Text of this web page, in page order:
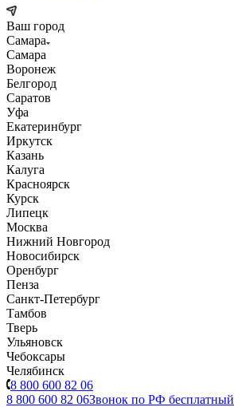
Ваш город
Самара
Самара
Воронеж
Белгород
Саратов
Уфа
Екатеринбург
Иркутск
Казань
Калуга
Красноярск
Курск
Липецк
Москва
Нижний Новгород
Новосибирск
Оренбург
Пенза
Санкт-Петербург
Тамбов
Тверь
Ульяновск
Чебоксары
Челябинск
8 800 600 82 06
8 800 600 82 06Звонок по РФ бесплатный